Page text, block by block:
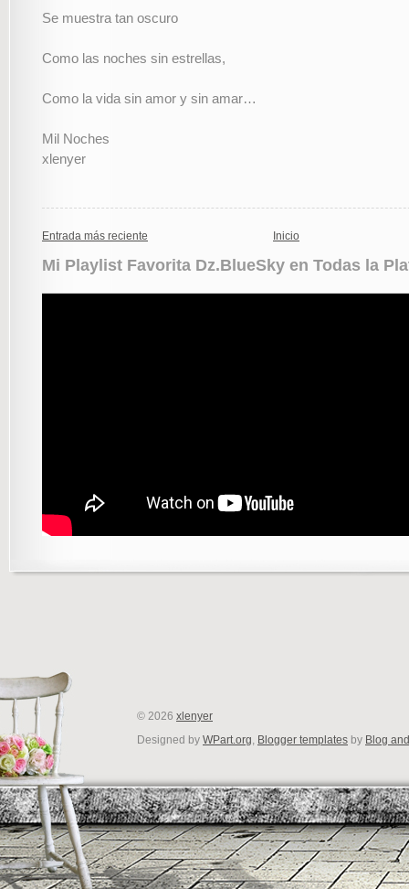
Se muestra tan oscuro
Como las noches sin estrellas,
Como la vida sin amor y sin amar…
Mil Noches
xlenyer
Entrada más reciente Inicio
Mi Playlist Favorita Dz.BlueSky en Todas la
© 2026 xlenyer
Designed by WPart.org, Blogger templates by Blog